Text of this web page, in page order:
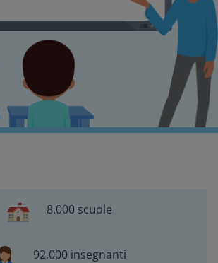
8.000 scuole
92.000 insegnanti